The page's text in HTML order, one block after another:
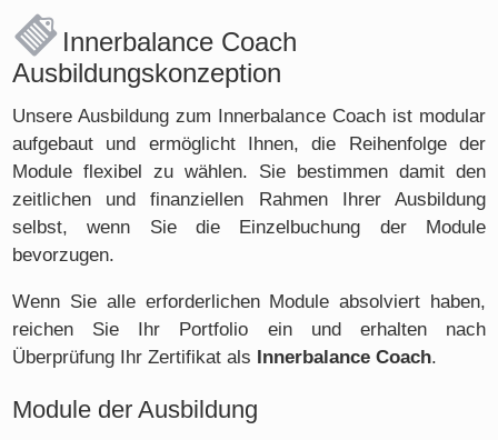
Innerbalance Coach
Ausbildungskonzeption
Unsere Ausbildung zum Innerbalance Coach ist modular
aufgebaut und ermöglicht Ihnen, die Reihenfolge der
Module flexibel zu wählen. Sie bestimmen damit den
zeitlichen und finanziellen Rahmen Ihrer Ausbildung
selbst, wenn Sie die Einzelbuchung der Module
bevorzugen.
Wenn Sie alle erforderlichen Module absolviert haben,
reichen Sie Ihr Portfolio ein und erhalten nach
Überprüfung Ihr Zertifikat als Innerbalance Coach.
Module der Ausbildung